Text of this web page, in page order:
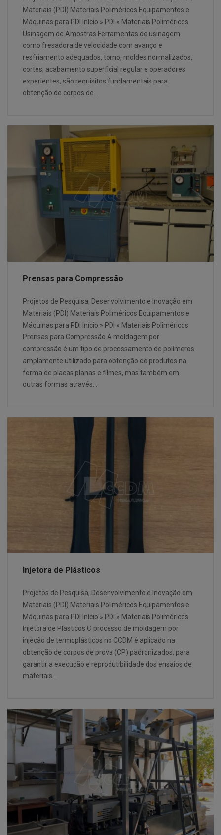
Materiais (PDI) Materiais Poliméricos Equipamentos e
Máquinas para PDI Início » PDI » Materiais Poliméricos
Usinagem de Amostras Ferramentas de usinagem
como fresadora de velocidade com avanço e
resfriamento adequados, torno, moldes normalizados,
cortes, acabamento superficial regular e operadores
experientes, são requisitos fundamentais para
obtenção de corpos de…
Prensas para Compressão
Projetos de Pesquisa, Desenvolvimento e Inovação em
Materiais (PDI) Materiais Poliméricos Equipamentos e
Máquinas para PDI Início » PDI » Materiais Poliméricos
Prensas para Compressão A moldagem por
compressão é um tipo de processamento de polímeros
amplamente utilizado para obtenção de produtos na
forma de placas planas e filmes, mas também em
outras formas através…
Injetora de Plásticos
Projetos de Pesquisa, Desenvolvimento e Inovação em
Materiais (PDI) Materiais Poliméricos Equipamentos e
Máquinas para PDI Início » PDI » Materiais Poliméricos
Injetora de Plásticos O processo de moldagem por
injeção de termoplásticos no CCDM é aplicado na
obtenção de corpos de prova (CP) padronizados, para
garantir a execução e reprodutibilidade dos ensaios de
materiais…